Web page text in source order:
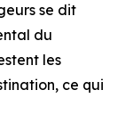
se dit
du
les
ce qui